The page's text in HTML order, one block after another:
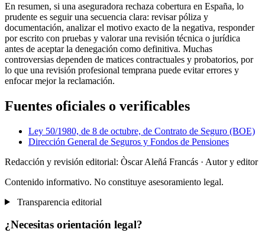
En resumen, si una aseguradora rechaza cobertura en España, lo
prudente es seguir una secuencia clara: revisar póliza y
documentación, analizar el motivo exacto de la negativa, responder
por escrito con pruebas y valorar una revisión técnica o jurídica
antes de aceptar la denegación como definitiva. Muchas
controversias dependen de matices contractuales y probatorios, por
lo que una revisión profesional temprana puede evitar errores y
enfocar mejor la reclamación.
Fuentes oficiales o verificables
Ley 50/1980, de 8 de octubre, de Contrato de Seguro (BOE)
Dirección General de Seguros y Fondos de Pensiones
Redacción y revisión editorial: Òscar Aleñá Francás · Autor y editor
Contenido informativo. No constituye asesoramiento legal.
Transparencia editorial
¿Necesitas orientación legal?